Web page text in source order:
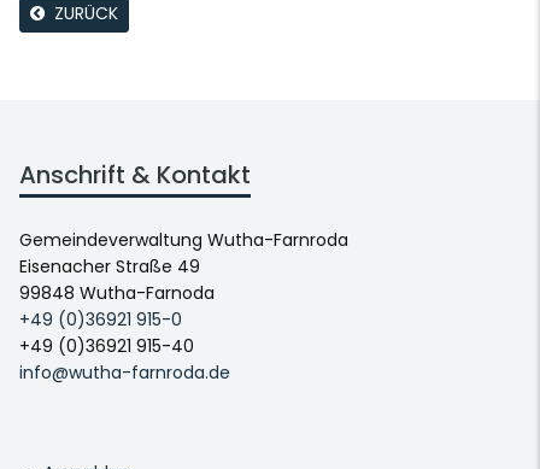
ZURÜCK
Anschrift & Kontakt
Gemeindeverwaltung Wutha-Farnroda
Eisenacher Straße 49
99848 Wutha-Farnoda
+49 (0)36921 915-0
+49 (0)36921 915-40
info@wutha-farnroda.de